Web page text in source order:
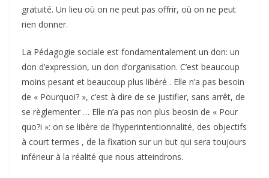
gratuité. Un lieu où on ne peut pas offrir, où on ne peut
rien donner.
La Pédagogie sociale est fondamentalement un don: un
don d’expression, un don d’organisation. C’est beaucoup
moins pesant et beaucoup plus libéré . Elle n’a pas besoin
de « Pourquoi? », c’est à dire de se justifier, sans arrêt, de
se règlementer … Elle n’a pas non plus beosin de « Pour
quo?i »: on se libère de l’hyperintentionnalité, des objectifs
à court termes , de la fixation sur un but qui sera toujours
inférieur à la réalité que nous atteindrons.